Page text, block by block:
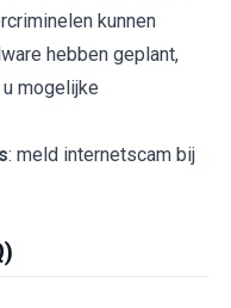
kunnen
hebben geplant,
mogelijke
: meld internetscam bij